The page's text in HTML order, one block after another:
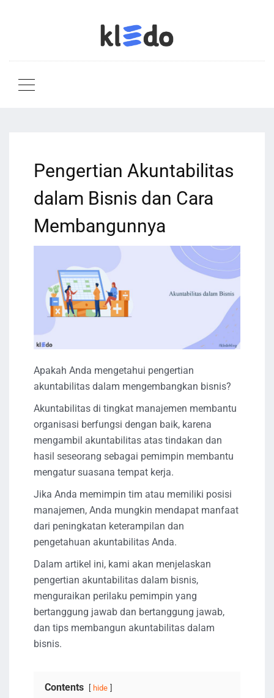
Pengertian Akuntabilitas
dalam Bisnis dan Cara
Membangunnya
Apakah Anda mengetahui pengertian
akuntabilitas dalam mengembangkan bisnis?
Akuntabilitas di tingkat manajemen membantu
organisasi berfungsi dengan baik, karena
mengambil akuntabilitas atas tindakan dan
hasil seseorang sebagai pemimpin membantu
mengatur suasana tempat kerja.
Jika Anda memimpin tim atau memiliki posisi
manajemen, Anda mungkin mendapat manfaat
dari peningkatan keterampilan dan
pengetahuan akuntabilitas Anda.
Dalam artikel ini, kami akan menjelaskan
pengertian akuntabilitas dalam bisnis,
menguraikan perilaku pemimpin yang
bertanggung jawab dan bertanggung jawab,
dan tips membangun akuntabilitas dalam
bisnis.
Contents hide